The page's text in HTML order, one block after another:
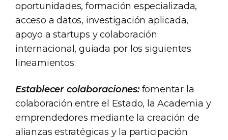
oportunidades, formación especializada,
acceso a datos, investigación aplicada,
apoyo a startups y colaboración
internacional, guiada por los siguientes
lineamientos:
Establecer colaboraciones:fomentar la
colaboración entre el Estado, la Academia y
emprendedores mediante la creación de
alianzas estratégicas y la participación